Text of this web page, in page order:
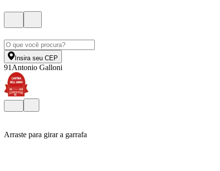
Insira seu CEP
91 Antonio Galloni
Arraste para girar a garrafa